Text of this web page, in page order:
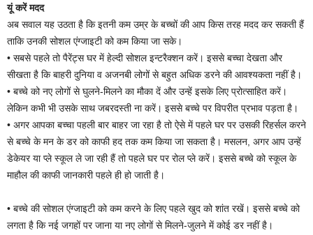
यूं करें मदद
अब सवाल यह उठता है कि इतनी कम उम्र के बच्चों की आप किस तरह मदद कर सकती हैं
ताकि उनकी सोशल एंग्जाइटी को कम किया जा सके।
• सबसे पहले तो पैरेंट्स घर में हेल्दी सोशल इन्टरैक्शन करें। इससे बच्चा देखता और
सीखता है कि बाहरी दुनिया व अजनबी लोगों से बहुत अधिक डरने की आवश्यकता नहीं है।
• बच्चे को नए लोगों से घुलने-मिलने का मौका दें और उन्हें इसके लिए प्रोत्साहित करें।
लेकिन कभी भी उसके साथ जबरदस्ती ना करें। इससे बच्चे पर विपरीत प्रभाव पड़ता है।
• अगर आपका बच्चा पहली बार बाहर जा रहा है तो ऐसे में पहले घर पर उसकी रिहर्सल करने
से बच्चे के मन के डर को काफी हद तक कम किया जा सकता है। मसलन, अगर आप उन्हें
डेकेयर या प्ले स्कूल ले जा रही हैं तो पहले घर पर रोल प्ले करें। इससे बच्चे को स्कूल के
माहौल की काफी जानकारी पहले ही हो जाती है।
• बच्चे की सोशल एंग्जाइटी को कम करने के लिए पहले खुद को शांत रखें। इससे बच्चे को
लगता है कि नई जगहों पर जाना या नए लोगों से मिलने-जुलने में कोई डर नहीं है।